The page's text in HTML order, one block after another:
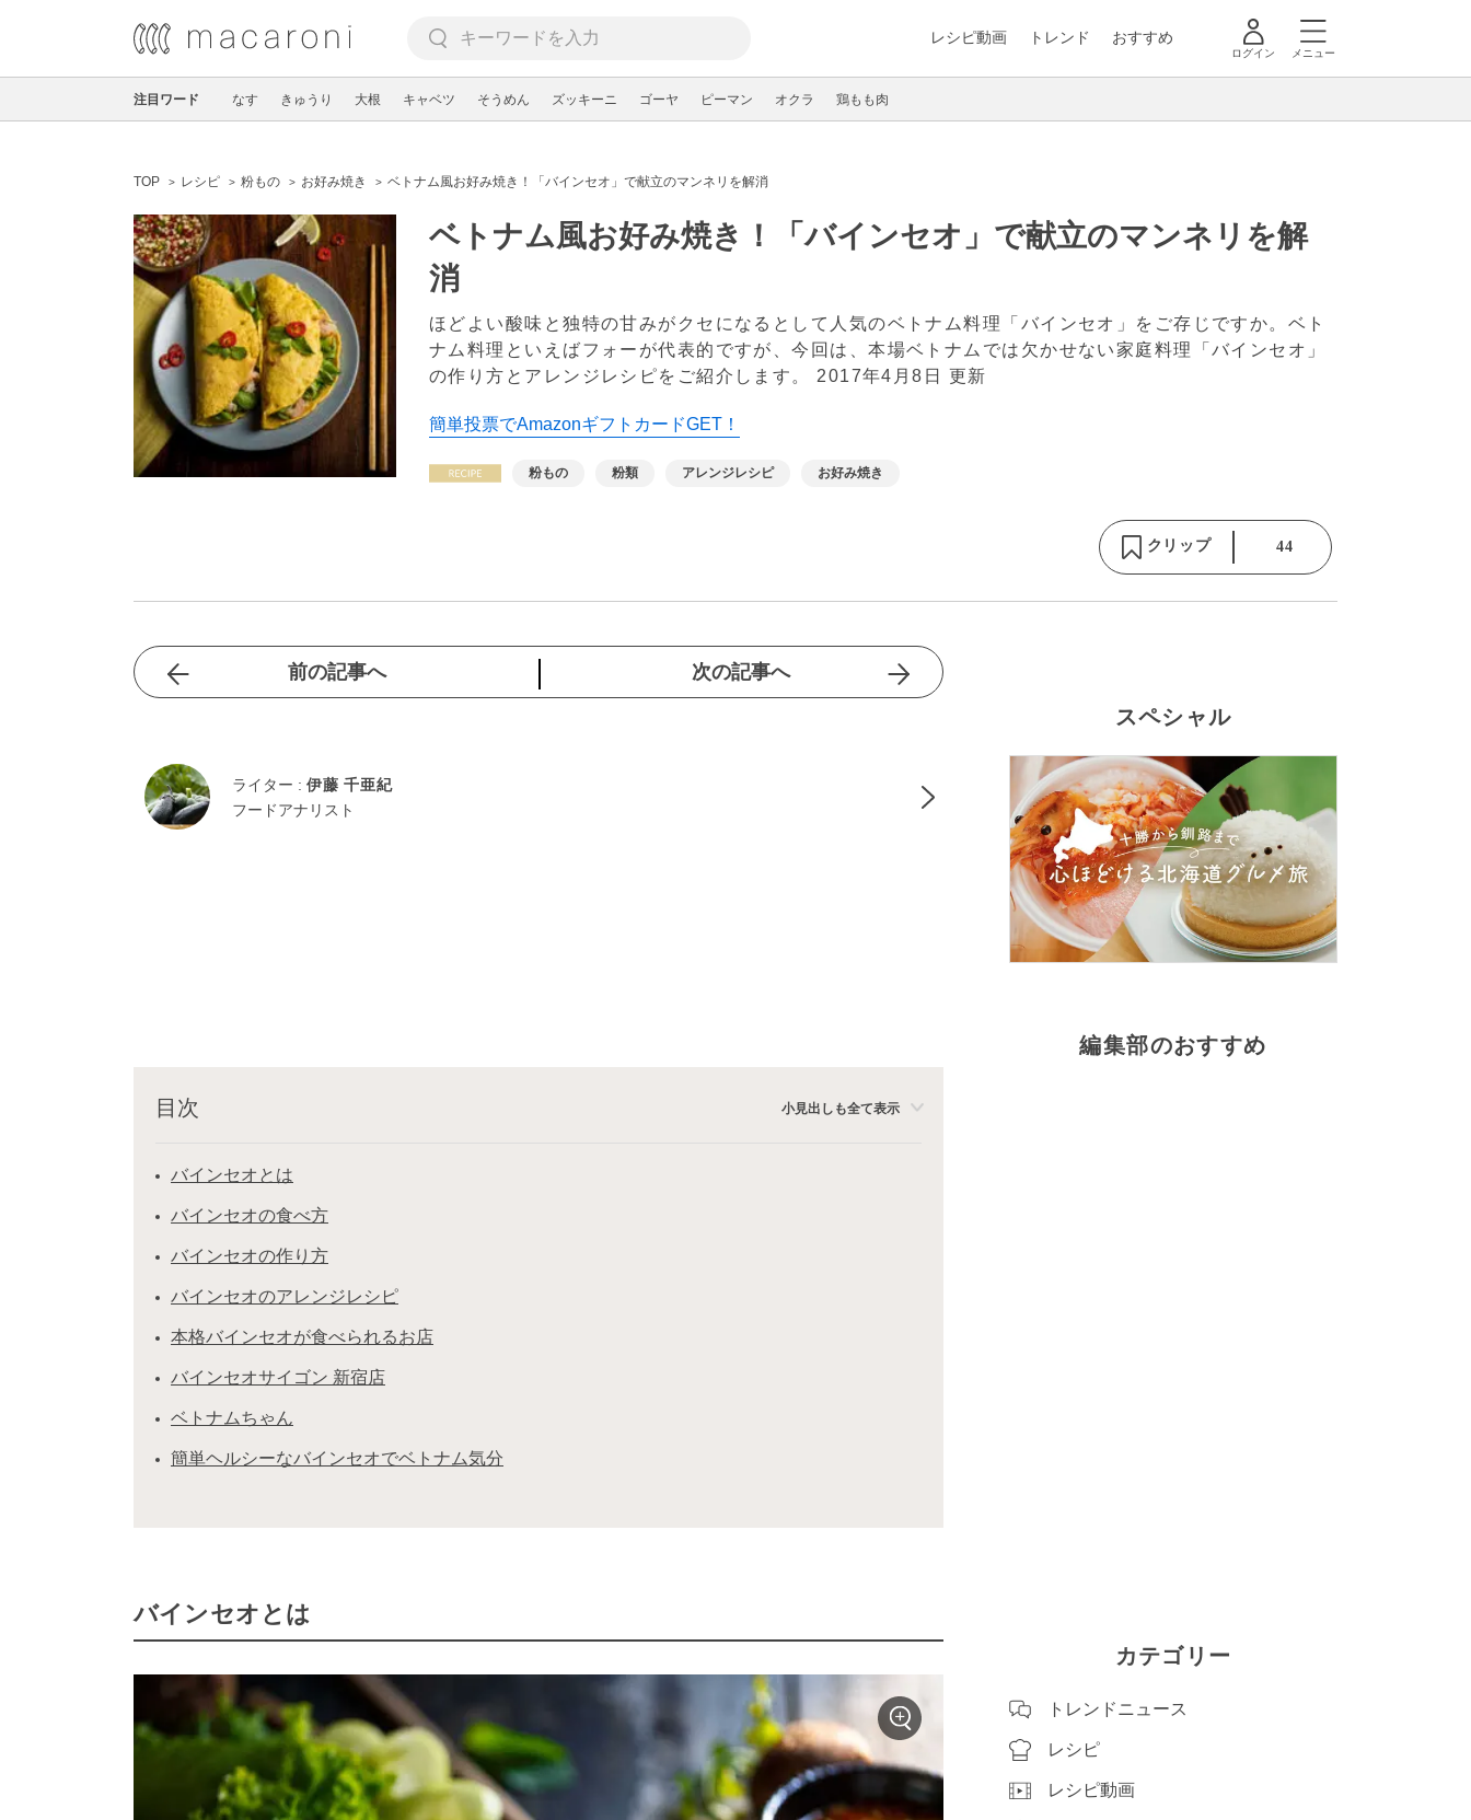
レシピ動画 トレンド おすすめ
ログイン メニュー
注目ワード なす きゅうり 大根 キャベツ そうめん ズッキーニ ゴーヤ ピーマン オクラ 鶏もも肉
TOP レシピ 粉もの お好み焼き ベトナム風お好み焼き！「バインセオ」で献立のマンネリを解消
ベトナム風お好み焼き！「バインセオ」で献立のマンネリを解
消
ほどよい酸味と独特の甘みがクセになるとして人気のベトナム料理「バインセオ」をご存じですか。ベト
ナム料理といえばフォーが代表的ですが、今回は、本場ベトナムでは欠かせない家庭料理「バインセオ」
の作り方とアレンジレシピをご紹介します。 2017年4月8日 更新
簡単投票でAmazonギフトカードGET！
粉もの 粉類 アレンジレシピ お好み焼き
クリップ 44
前の記事へ 次の記事へ
ライター : 伊藤 千亜紀
フードアナリスト
目次 小見出しも全て表示
バインセオとは
バインセオの食べ方
バインセオの作り方
バインセオのアレンジレシピ
本格バインセオが食べられるお店
バインセオサイゴン 新宿店
ベトナムちゃん
簡単ヘルシーなバインセオでベトナム気分
バインセオとは
スペシャル
編集部のおすすめ
カテゴリー
トレンドニュース
レシピ
レシピ動画